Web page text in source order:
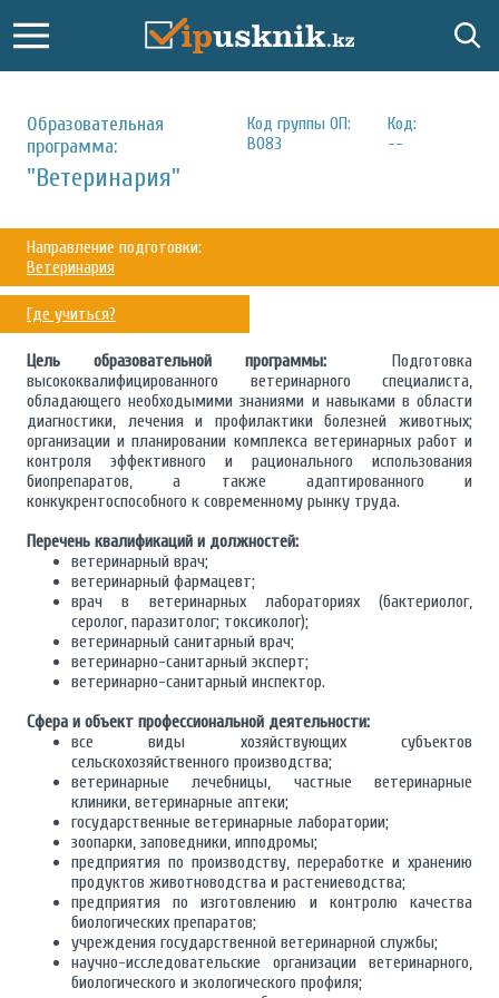
Образовательная
программа:
Код группы ОП:
B083
Код:
--
"Ветеринария"
Направление подготовки:
Ветеринария
Где учиться?
Цель образовательной программы:Подготовка
высококвалифицированного ветеринарного специалиста,
обладающего необходымими знаниями и навыками в области
диагностики, лечения и профилактики болезней животных;
организации и планировании комплекса ветеринарных работ и
контроля эффективного и рационального использования
биопрепаратов, а также адаптированного и
конкукрентоспособного к современному рынку труда.
Перечень квалификаций и должностей:
ветеринарный врач;
ветеринарный фармацевт;
врач в ветеринарных лабораториях (бактериолог,
серолог, паразитолог; токсиколог);
ветеринарный санитарный врач;
ветеринарно-санитарный эксперт;
ветеринарно-санитарный инспектор.
Сфера и объект профессиональной деятельности:
все виды хозяйствующих субъектов
сельскохозяйственного производства;
ветеринарные лечебницы, частные ветеринарные
клиники, ветеринарные аптеки;
государственные ветеринарные лаборатории;
зоопарки, заповедники, ипподромы;
предприятия по производству, переработке и хранению
продуктов животноводства и растениеводства;
предприятия по изготовлению и контролю качества
биологических препаратов;
учреждения государственной ветеринарной службы;
научно-исследовательские организации ветеринарного,
биологического и экологического профиля;